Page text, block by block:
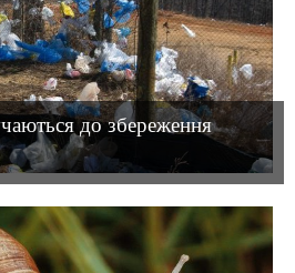
до збереження